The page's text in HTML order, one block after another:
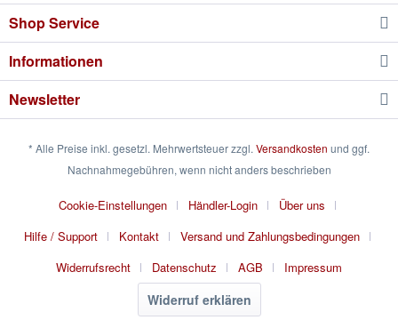
Shop Service
Informationen
Newsletter
* Alle Preise inkl. gesetzl. Mehrwertsteuer zzgl. Versandkosten und ggf.
Nachnahmegebühren, wenn nicht anders beschrieben
Cookie-Einstellungen Händler-Login
Über uns
Hilfe / Support
Kontakt
Versand und Zahlungsbedingungen
Widerrufsrecht
Datenschutz AGB Impressum
Widerruf erklären